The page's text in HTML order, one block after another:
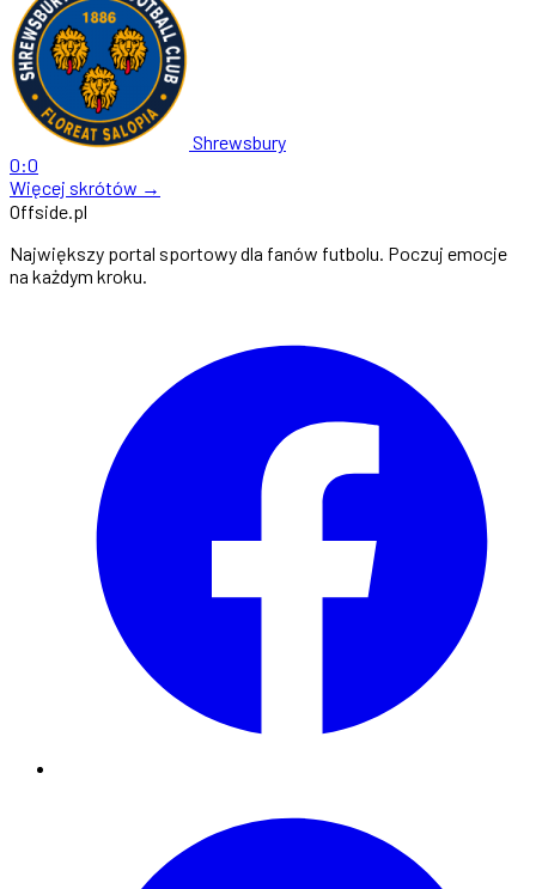
Shrewsbury
0:0
Więcej skrótów →
Offside.pl
Największy portal sportowy dla fanów futbolu. Poczuj emocje
na każdym kroku.